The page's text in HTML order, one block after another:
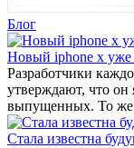
Блог
Новый iphone x уже
Разработчики
утверждают, что он
выпущенных. То же
Стала известна